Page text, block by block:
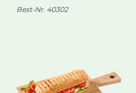
Best-Nr. 40302